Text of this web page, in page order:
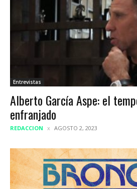
Entrevistas
Alberto García Aspe: el
enfranjado
REDACCION AGOSTO 2, 2023